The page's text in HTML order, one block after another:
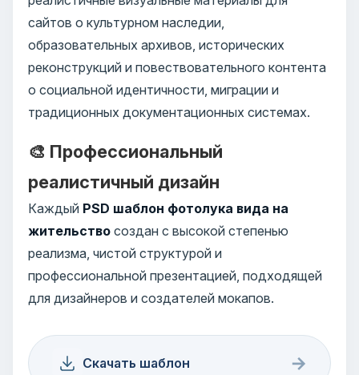
сайтов о культурном наследии,
образовательных архивов, исторических
реконструкций и повествовательного контента
о социальной идентичности, миграции и
традиционных документационных системах.
🎨 Профессиональный
реалистичный дизайн
Каждый PSD шаблон фотолука вида на
жительство создан с высокой степенью
реализма, чистой структурой и
профессиональной презентацией, подходящей
для дизайнеров и создателей мокапов.
Скачать шаблон →